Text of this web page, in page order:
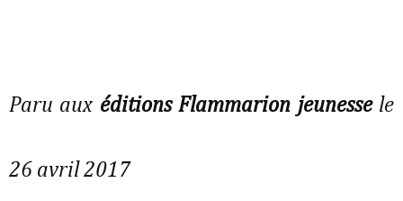
Paru aux éditions Flammarion jeunessele
26 avril 2017